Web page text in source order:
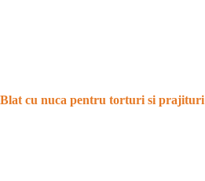
Blat cu nuca pentru torturi si prajituri